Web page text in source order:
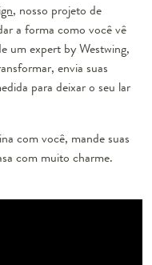
, nosso projeto de
a forma como você vê
um expert by Westwing,
envia suas
para deixar o seu lar
com você, mande suas
com muito charme.